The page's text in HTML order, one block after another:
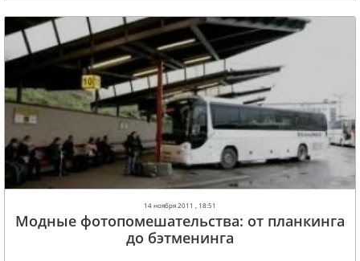
14 ноября 2011 , 18:51
Модные фотопомешательства: от планкинга
до бэтменинга